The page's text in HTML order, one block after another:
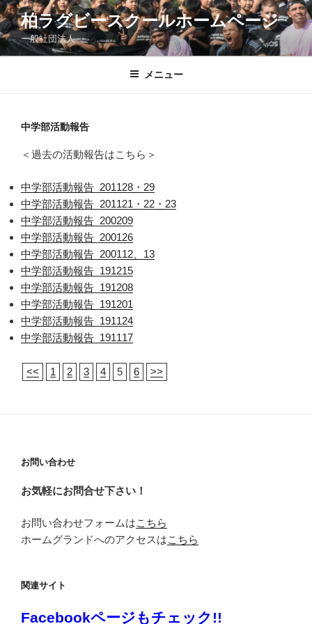
コ
ン
テ
ン
柏ラグビースクールホームページ
一般社団法人
メニュー
中学部活動報告
＜過去の活動報告はこちら＞
中学部活動報告_201128・29
中学部活動報告_201121・22・23
中学部活動報告_200209
中学部活動報告_200126
中学部活動報告_200112、13
中学部活動報告_191215
中学部活動報告_191208
中学部活動報告_191201
中学部活動報告_191124
中学部活動報告_191117
<< 1 2 3 4 5 6 >>
お問い合わせ
お気軽にお問合せ下さい！
お問い合わせフォームはこちら
ホームグランドへのアクセスはこちら
関連サイト
Facebookページもチェック!!